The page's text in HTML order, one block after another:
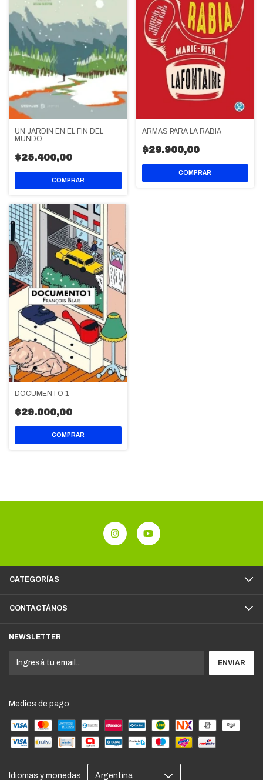
UN JARDÍN EN EL FIN DEL
MUNDO
$25.400,00
ARMAS PARA LA RABIA
$29.900,00
DOCUMENTO 1
$29.000,00
CATEGORÍAS
CONTACTÁNOS
NEWSLETTER
Medios de pago
Idiomas y monedas